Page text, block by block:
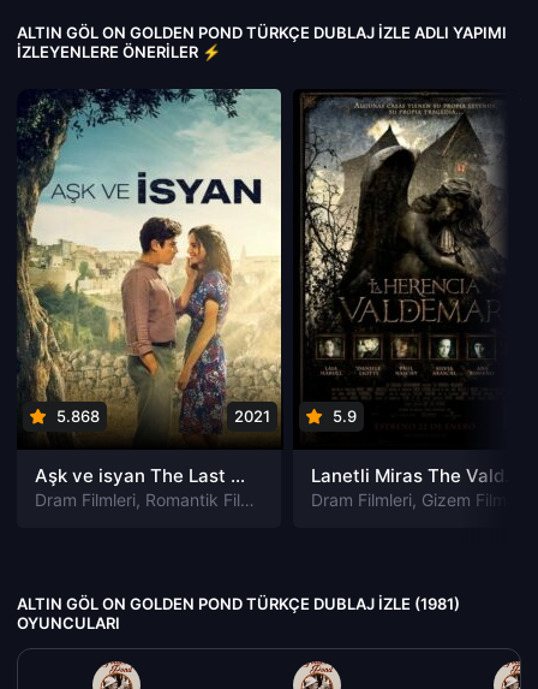
ALTIN GÖL ON GOLDEN POND TÜRKÇE DUBLAJ IZLE ADLI YAPIMI
İZLEYENLERE ÖNERILER ⚡
5.868 2021
Aşk ve isyan The Last Parasido izle
Dram Filmleri, Romantik Filmleri
5.9
Dram Filmleri, Gizem Filmleri
ALTIN GÖL ON GOLDEN POND TÜRKÇE DUBLAJ IZLE (1981)
OYUNCULARI